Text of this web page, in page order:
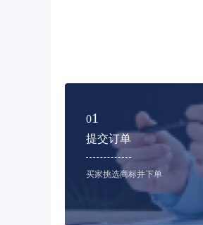
01
提交订单
买家挑选商标并下单